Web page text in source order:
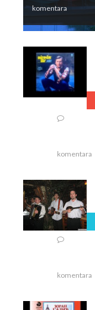
komentara
komentara
komentara